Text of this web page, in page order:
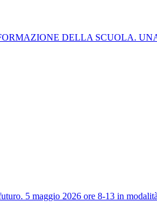
DELLA SCUOLA.
5 maggio 2026 ore 8-13 in